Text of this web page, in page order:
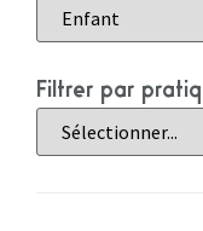
Filtrer par